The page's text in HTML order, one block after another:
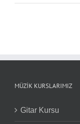
MÜZIK KURSLARIMIZ
Gitar Kursu